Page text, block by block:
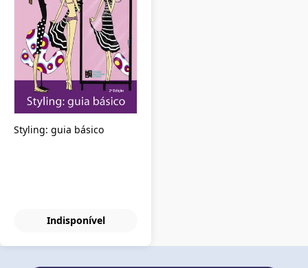
Styling: guia básico
Indisponível